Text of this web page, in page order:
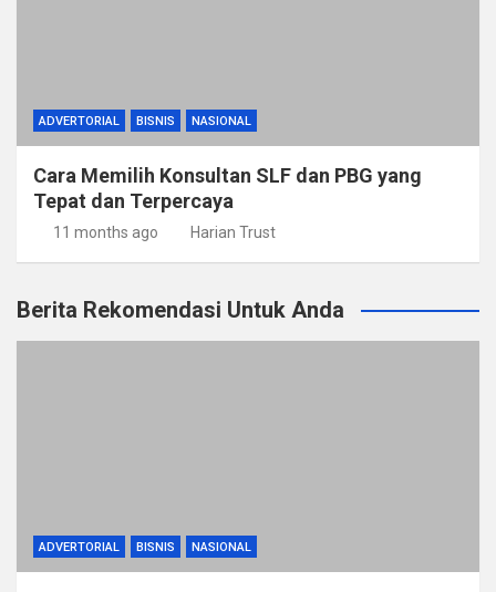
ADVERTORIAL BISNIS NASIONAL
Cara Memilih Konsultan SLF dan PBG yang
Tepat dan Terpercaya
11 months ago Harian Trust
Berita Rekomendasi Untuk Anda
ADVERTORIAL BISNIS NASIONAL